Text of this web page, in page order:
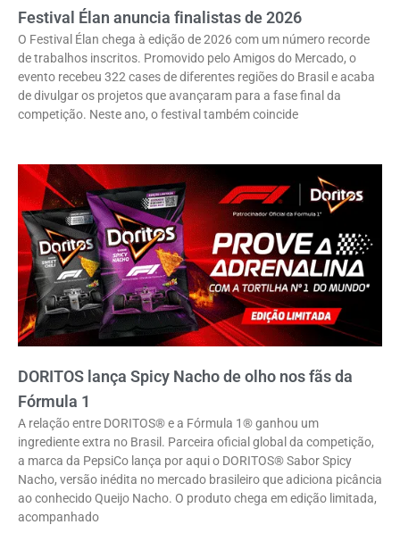
Festival Élan anuncia finalistas de 2026
O Festival Élan chega à edição de 2026 com um número recorde
de trabalhos inscritos. Promovido pelo Amigos do Mercado, o
evento recebeu 322 cases de diferentes regiões do Brasil e acaba
de divulgar os projetos que avançaram para a fase final da
competição. Neste ano, o festival também coincide
DORITOS lança Spicy Nacho de olho nos fãs da
Fórmula 1
A relação entre DORITOS® e a Fórmula 1® ganhou um
ingrediente extra no Brasil. Parceira oficial global da competição,
a marca da PepsiCo lança por aqui o DORITOS® Sabor Spicy
Nacho, versão inédita no mercado brasileiro que adiciona picância
ao conhecido Queijo Nacho. O produto chega em edição limitada,
acompanhado